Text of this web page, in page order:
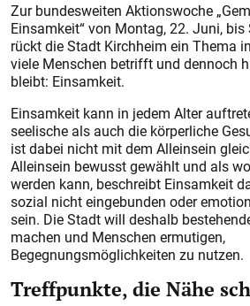
Zur bundesweiten Aktionswoche
Einsamkeit“ von Montag, 22. Juni,
rückt die Stadt Kirchheim ein Thema
viele Menschen betrifft und dennoch
bleibt: Einsamkeit.
Einsamkeit kann in jedem Alter
seelische als auch die körperliche
ist dabei nicht mit dem Alleinsein
Alleinsein bewusst gewählt und als
werden kann, beschreibt Einsamkeit
sozial nicht eingebunden oder
sein. Die Stadt will deshalb
machen und Menschen ermutigen,
Begegnungsmöglichkeiten zu nutzen.
Treffpunkte, die Nähe